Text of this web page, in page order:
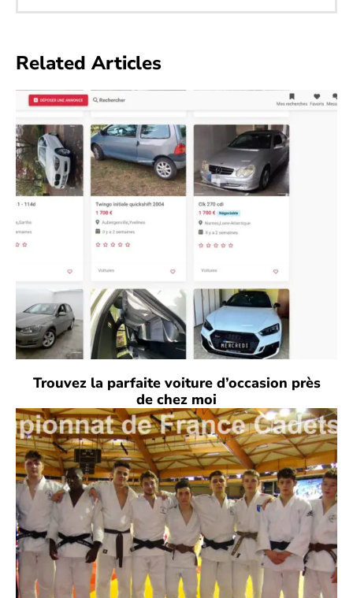
Related Articles
Trouvez la parfaite voiture d’occasion près
de chez moi